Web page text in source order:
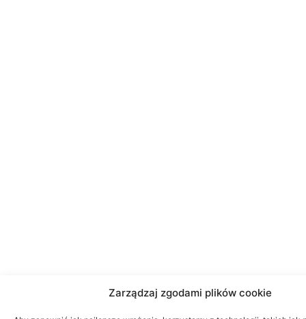
Zarządzaj zgodami plików cookie